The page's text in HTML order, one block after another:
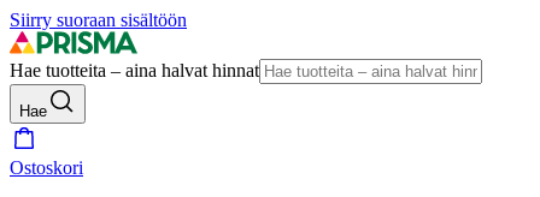
Siirry suoraan sisältöön
Hae tuotteita – aina halvat hinnat
Hae
Ostoskori